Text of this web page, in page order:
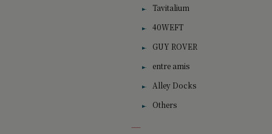
Tavitalium
40WEFT
GUY ROVER
entre amis
Alley Docks
Others